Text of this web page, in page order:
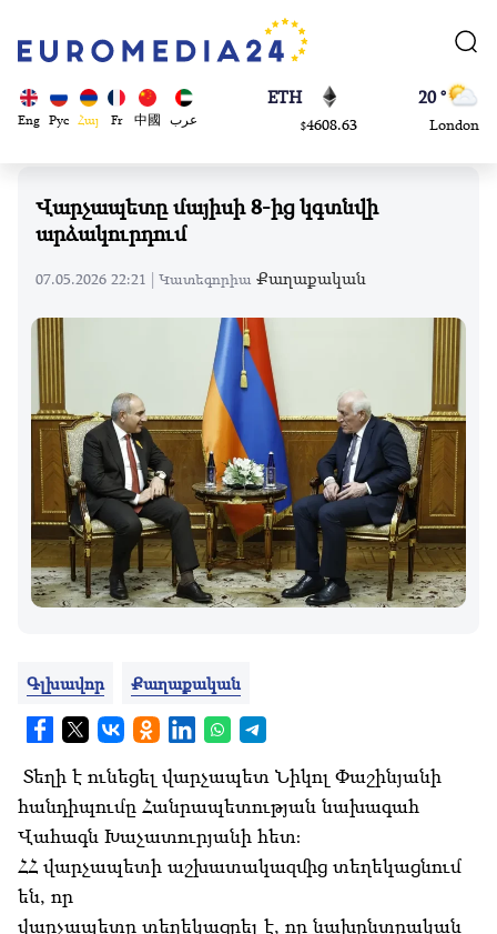
Eng Рус Հայ Fr 中國 عرب
ETH
SOL
$213.76
26 °
Beijing
Վարչապետը մայիսի 8-ից կգտնվի
արձակուրդում
07.05.2026 22:21 | Կատեգորիա Քաղաքական
Գլխավոր Քաղաքական
Տեղի է ունեցել վարչապետ Նիկոլ Փաշինյանի
հանդիպումը Հանրապետության նախագահ
Վահագն Խաչատուրյանի հետ։
ՀՀ վարչապետի աշխատակազմից տեղեկացնում
են, որ
վարչապետը տեղեկացրել է, որ նախընտրական